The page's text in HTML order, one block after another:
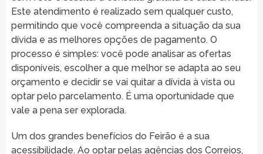
Este atendimento é realizado sem qualquer custo,
permitindo que você compreenda a situação da sua
dívida e as melhores opções de pagamento. O
processo é simples: você pode analisar as ofertas
disponíveis, escolher a que melhor se adapta ao seu
orçamento e decidir se vai quitar a dívida à vista ou
optar pelo parcelamento. É uma oportunidade que
vale a pena ser explorada.
Um dos grandes benefícios do Feirão é a sua
acessibilidade. Ao optar pelas agências dos Correios,